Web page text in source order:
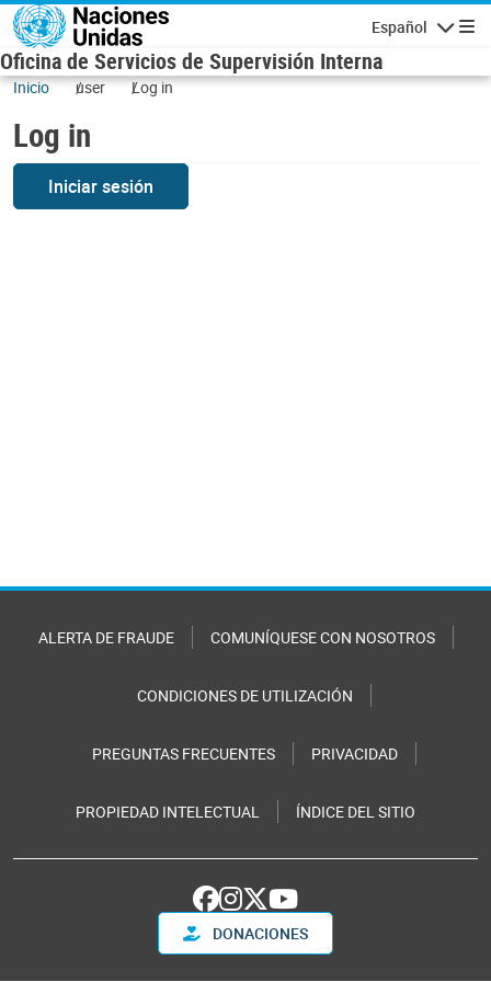
Skip to main content
Español
Oficina de Servicios de Supervisión Interna
Inicio user Log in
Log in
Iniciar sesión
ALERTA DE FRAUDE COMUNÍQUESE CON NOSOTROS
CONDICIONES DE UTILIZACIÓN
PREGUNTAS FRECUENTES PRIVACIDAD
PROPIEDAD INTELECTUAL ÍNDICE DEL SITIO
DONACIONES